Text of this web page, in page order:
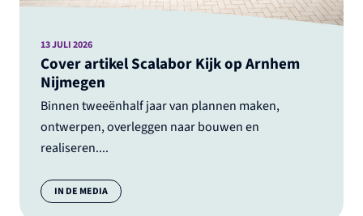
Cover artikel Scalabor Kijk op Arnhem
Nijmegen
Binnen tweeënhalf jaar van plannen maken,
ontwerpen, overleggen naar bouwen en
realiseren....
13 JULI 2026
Categorie:
IN DE MEDIA